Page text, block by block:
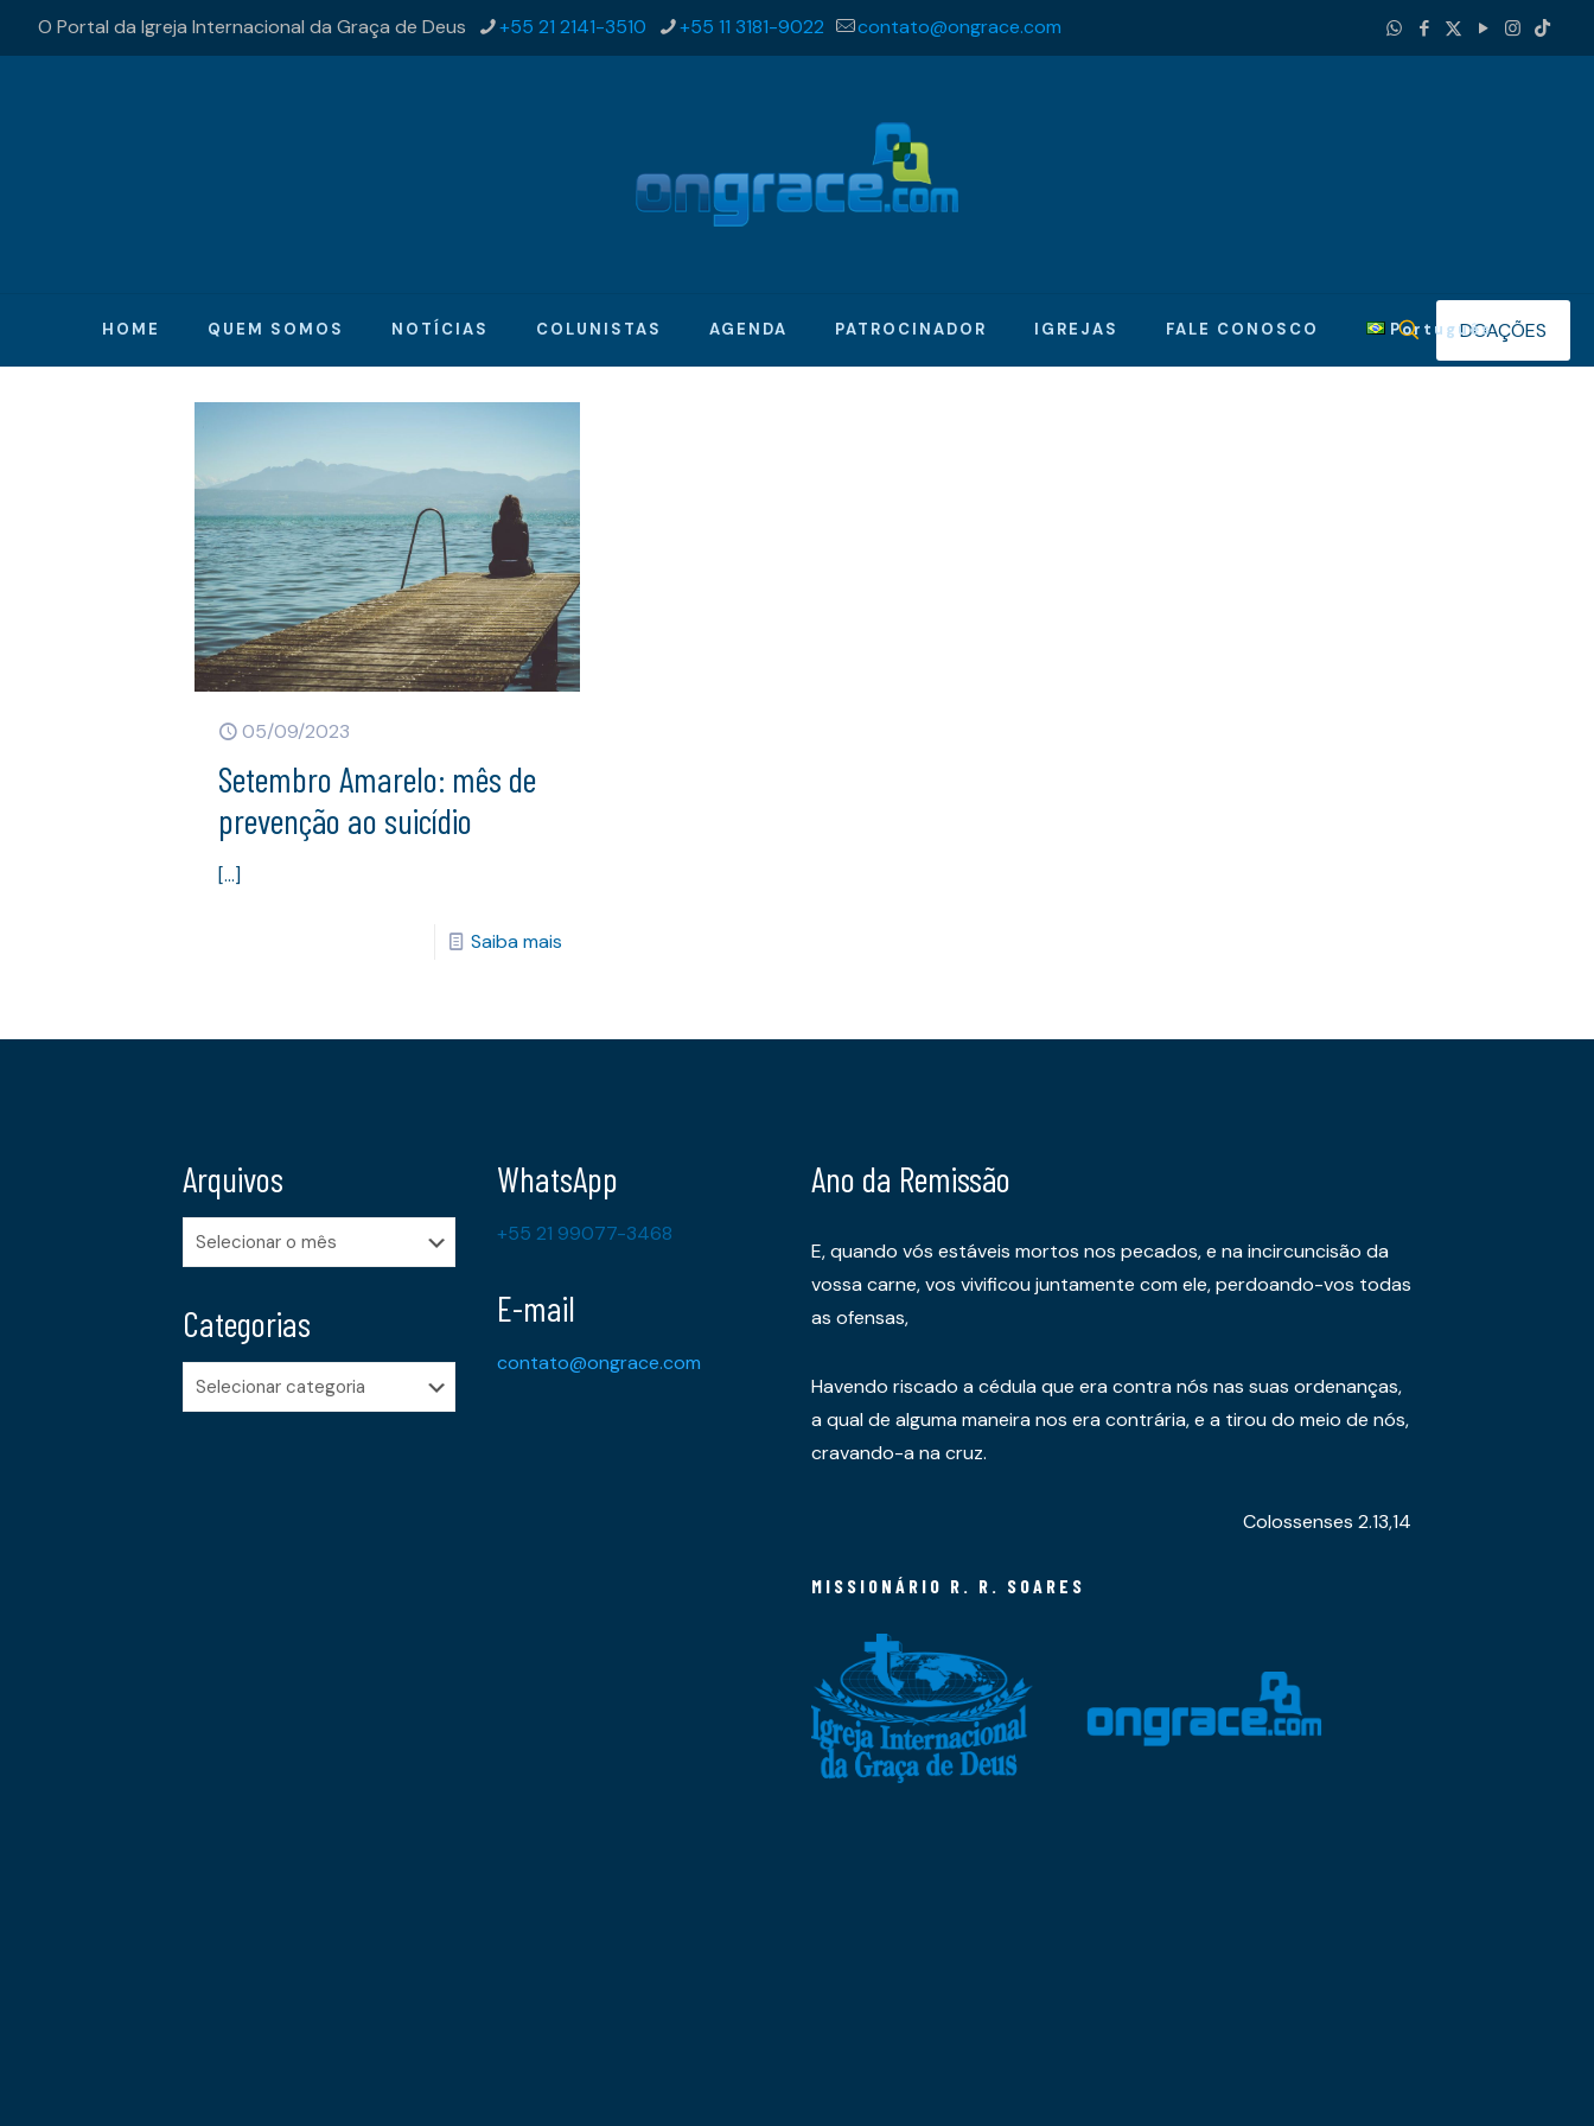
O Portal da Igreja Internacional da Graça de Deus +55 21 2141-3510 +55 11 3181-9022 contato@ongrace.com
HOME QUEM SOMOS NOTÍCIAS COLUNISTAS AGENDA PATROCINADOR IGREJAS FALE CONOSCO PortuguêsDOAÇÕES
05/09/2023
Setembro Amarelo: mês de
prevenção ao suicídio
[…]
Saiba mais
Arquivos
Arquivos
Categorias
Categorias
WhatsApp
+55 21 99077-3468
E-mail
contato@ongrace.com
Ano da Remissão
E, quando vós estáveis mortos nos pecados, e na incircuncisão da
vossa carne, vos vivificou juntamente com ele, perdoando-vos todas
as ofensas,
Havendo riscado a cédula que era contra nós nas suas ordenanças,
a qual de alguma maneira nos era contrária, e a tirou do meio de nós,
cravando-a na cruz.
Colossenses 2.13,14
MISSIONÁRIO R. R. SOARES